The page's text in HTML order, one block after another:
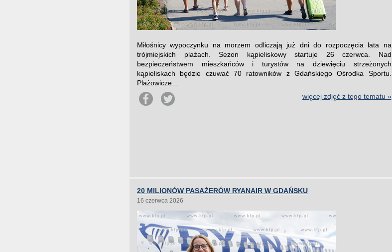
Miłośnicy wypoczynku na morzem odliczają już dni do rozpoczęcia lata na
trójmiejskich plażach. Sezon kąpieliskowy startuje 26 czerwca. Nad
bezpieczeństwem mieszkańców i turystów na dziewięciu strzeżonych
kąpieliskach będzie czuwać 70 ratowników z Gdańskiego Ośrodka Sportu.
Plażowicze...
więcej zdjęć z tego tematu »
20 MILIONÓW PASAŻERÓW RYANAIR W GDAŃSKU
16 czerwca 2026